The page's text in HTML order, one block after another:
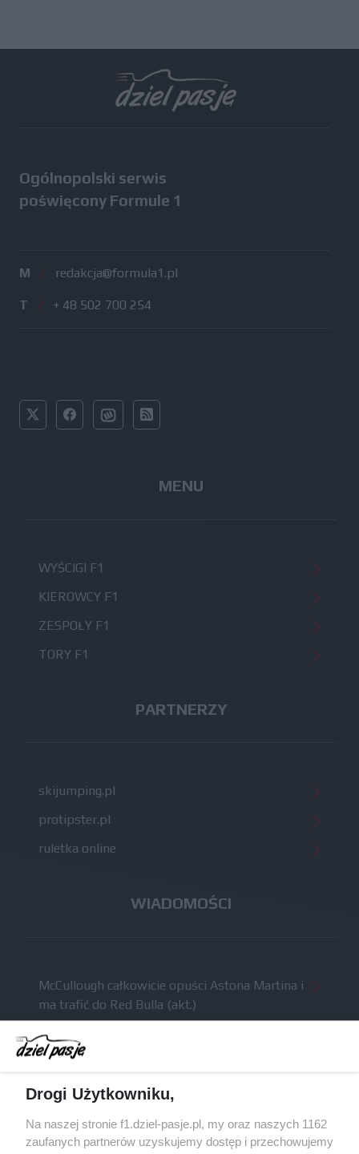
Ogólnopolski serwis
poświęcony Formule 1
M / redakcja@formula1.pl
T / + 48 502 700 254
MENU
WYŚCIGI F1
KIEROWCY F1
ZESPOŁY F1
TORY F1
PARTNERZY
skijumping.pl
protipster.pl
ruletka online
WIADOMOŚCI
McCullough całkowicie opuści Astona Martina i
ma trafić do Red Bulla (akt.)
Dochód F1 spadł o 61 procent względem
zeszłego sezonu
algorytmach?
Honda uświadomiła sobie skalę problemów z
silnikiem dopiero w styczniu
Drogi Użytkowniku,
Na naszej stronie f1.dziel-pasje.pl, my oraz naszych 1162
zaufanych partnerów uzyskujemy dostęp i przechowujemy